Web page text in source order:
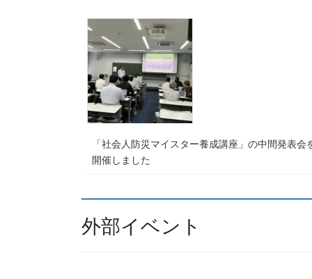
「社会人防災マイスター養成講座」の中間発表会
開催しました
外部イベント